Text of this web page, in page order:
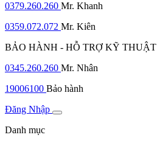
0379.260.260 Mr. Khanh
0359.072.072 Mr. Kiên
BẢO HÀNH - HỖ TRỢ KỸ THUẬT
0345.260.260 Mr. Nhân
19006100 Bảo hành
Đăng Nhập
Danh mục